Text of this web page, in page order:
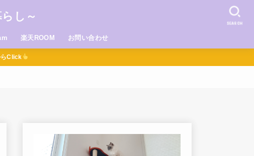
し～
楽天ROOM お問い合わせ
SEARCH
Click